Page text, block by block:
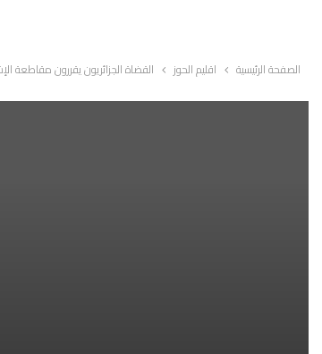
الصفحة الرئيسية اقليم الحوز القضاة الجزائريون يقررون مقاطعة